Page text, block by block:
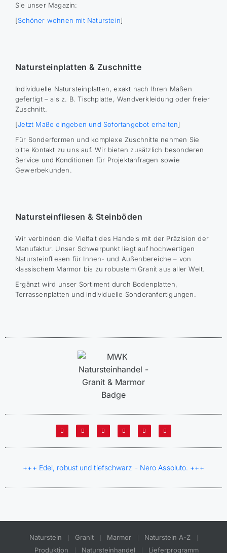
Sie unser Magazin:
[Schöner wohnen mit Naturstein]
Natursteinplatten & Zuschnitte
Individuelle Natursteinplatten, exakt nach Ihren Maßen
gefertigt – als z. B. Tischplatte, Wandverkleidung oder freier
Zuschnitt.
[Jetzt Maße eingeben und Sofortangebot erhalten]
Für Sonderformen und komplexe Zuschnitte nehmen Sie
bitte Kontakt zu uns auf. Wir bieten zusätzlich besonderen
Service und Konditionen für Projektanfragen sowie
Gewerbekunden.
Natursteinfliesen & Steinböden
Wir verbinden die Vielfalt des Handels mit der Präzision der
Manufaktur. Unser Schwerpunkt liegt auf hochwertigen
Natursteinfliesen für Innen- und Außenbereiche – von
klassischem Marmor bis zu robustem Granit aus aller Welt.
Ergänzt wird unser Sortiment durch Bodenplatten,
Terrassenplatten und individuelle Sonderanfertigungen.
+++ Edel, robust und tiefschwarz - Nero Assoluto. +++
Naturstein Granit Marmor
Naturstein A-Z
Produktion
Natursteinhandel Lieferprogramm